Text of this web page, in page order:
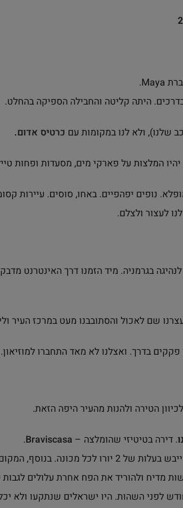
היתה קליטה והחבילה הספיקה בהחלט.
שלנו), ולא לנו במקומות עם כרטיס אדום.
המלצות על פארקי מים, מסעדות ופחות
נופים יפהפיים. באחו, סוסים. עיירות
לעצור ולצלם.
לנהיגה בגרמניה. מיד הזמנו דרך האינטרנט
שם לאכול והסתובבנו מעט במרכז העיר
הטירה ולהנות מהעיר היפה הזאת.
. דירה בטיטיזי שהומלצה – Braviscasa
.
הדירה היתה נחמדה ונקייה. יש שירותי כביסה ומייבש
ולהוריד את הפח אחרת עלולים לגבות 150 יורו.
לפני השהות. היו ישראלים שנתקעו ולא